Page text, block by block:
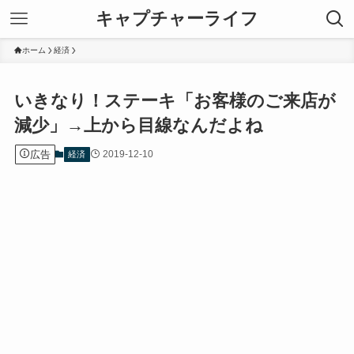
キャプチャーライフ
ホーム 経済
いきなり！ステーキ「お客様のご来店が
減少」→上から目線なんだよね
広告 経済 2019-12-10